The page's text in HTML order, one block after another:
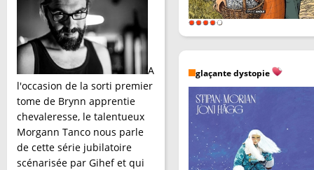
A
l'occasion de la sorti premier
tome de Brynn apprentie
chevaleresse, le talentueux
Morgann Tanco nous parle
de cette série jubilatoire
scénarisée par Gihef et qui
glaçante dystopie